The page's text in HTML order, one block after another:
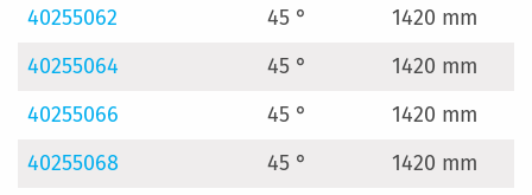
40255062
45 °
1420 mm
40255064
45 °
1420 mm
40255066
45 °
1420 mm
40255068
45 °
1420 mm